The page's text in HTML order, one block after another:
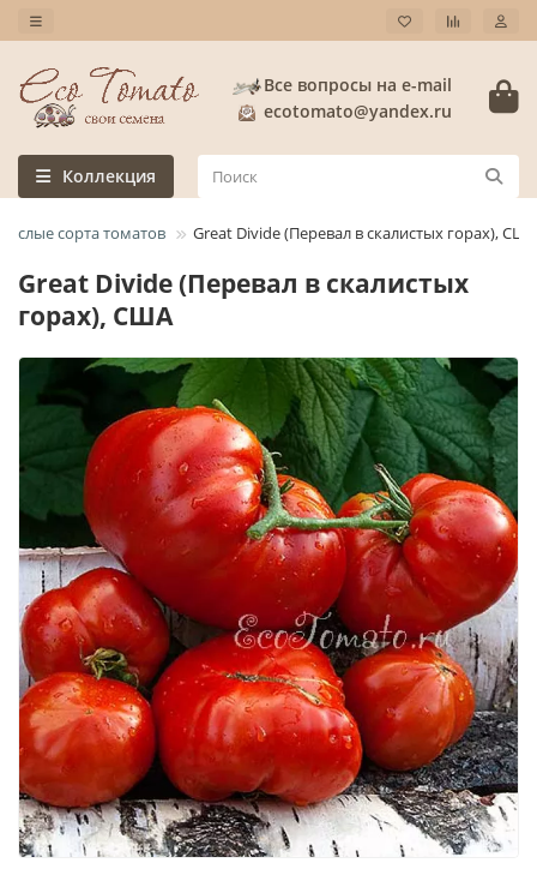
Все вопросы на e-mail
ecotomato@yandex.ru
Коллекция
сорта томатов Great Divide (Перевал в скалистых горах), США
Great Divide (Перевал в скалистых
горах), США